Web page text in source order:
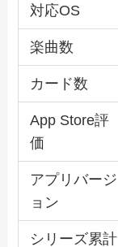
対応OS
楽曲数
カード数
App Store評
価
アプリバージ
ョン
シリーズ累計